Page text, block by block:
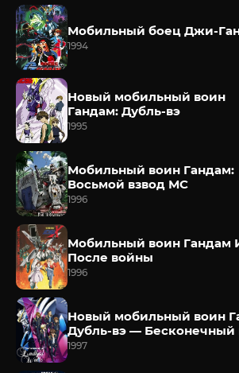
Мобильный боец Джи-
1994
Новый мобильный воин
Гандам: Дубль-вэ
1995
Мобильный воин Гандам:
Восьмой взвод МС
1996
Мобильный воин Гандам
После войны
1996
Новый мобильный воин
Дубль-вэ — Бесконечный
1997